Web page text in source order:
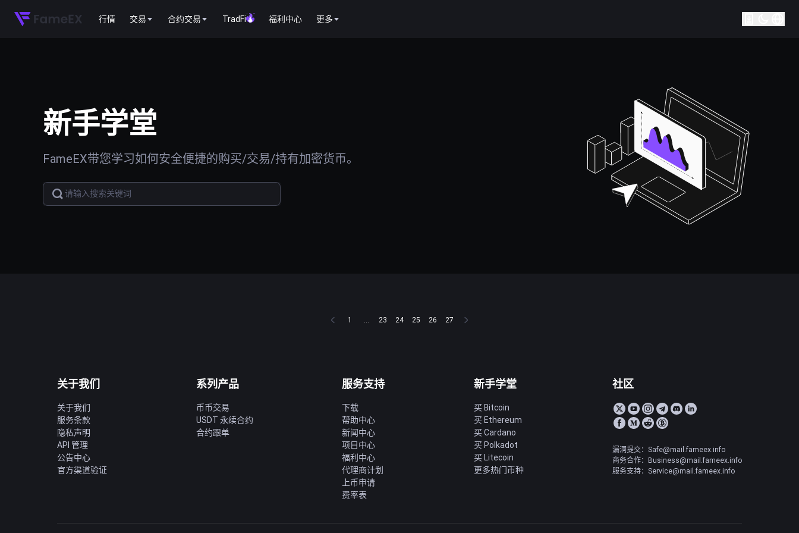
行情 交易 合约交易 TradFi 福利中心 更多
新手学堂
FameEX带您学习如何安全便捷的购买/交易/持有加密货币。
1 ... 23 24 25 26 27
关于我们
关于我们
服务条款
隐私声明
API 管理
公告中心
官方渠道验证
系列产品
币币交易
USDT 永续合约
合约跟单
服务支持
下载
帮助中心
新闻中心
项目中心
福利中心
代理商计划
上币申请
费率表
新手学堂
买 Bitcoin
买 Ethereum
买 Cardano
买 Polkadot
买 Litecoin
更多热门币种
社区
漏洞提交：Safe@mail.fameex.info
商务合作：Business@mail.fameex.info
服务支持：Service@mail.fameex.info